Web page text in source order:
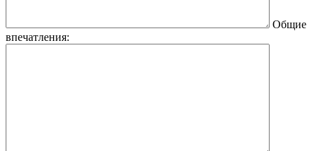
Общие
впечатления: